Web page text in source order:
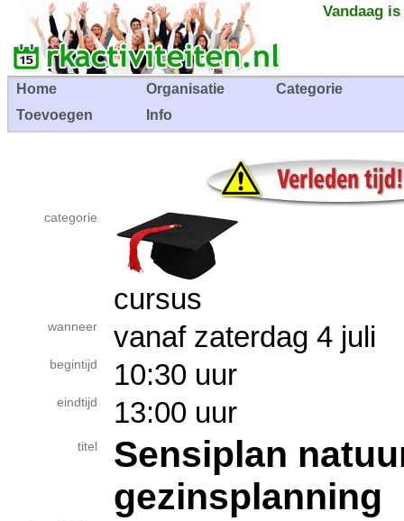
Vandaag
Home Organisatie
Categorie
Toevoegen
Info
categorie
cursus
wanneer vanaf zaterdag 4
begintijd 10:30 uur
eindtijd 13:00 uur
titel
Sensiplan
gezinsplanning